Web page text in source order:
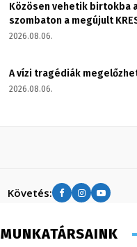
Közösen vehetik birtokba
szombaton a megújult
2026.08.06.
A vízi tragédiák
2026.08.06.
Követés:
MUNKATÁRSAINK